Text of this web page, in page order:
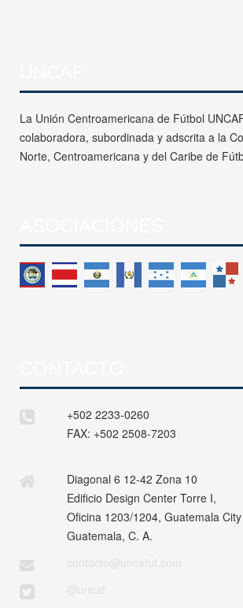
La Unión Centroamericana de Fútbol
colaboradora, subordinada y adscrita a la
Norte, Centroamericana y del Caribe de
+502 2233-0260
FAX: +502 2508-7203
Diagonal 6 12-42 Zona 10
Edificio Design Center Torre I,
Oficina 1203/1204, Guatemala City
Guatemala, C. A.
contacto@uncafut.com
@uncaf